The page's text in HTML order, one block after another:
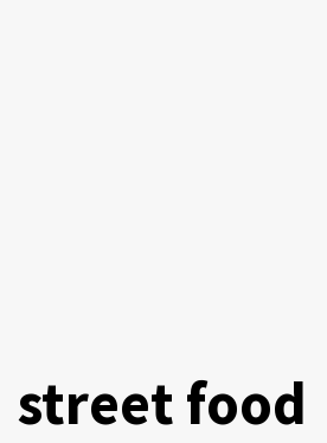
street food